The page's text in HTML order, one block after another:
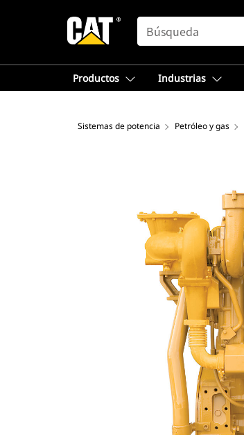
SEARCH
Productos Industrias
Sistemas de potencia Petróleo y gas